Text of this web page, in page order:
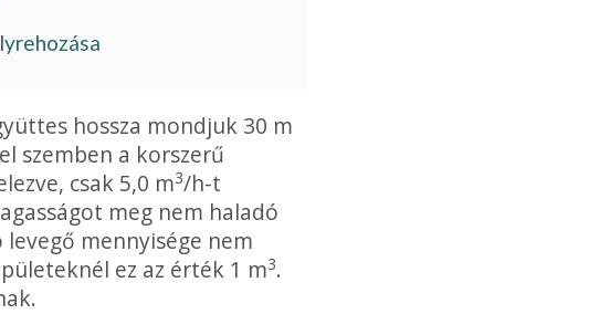
hossza mondjuk 30 m
szemben a korszerű
csak 5,0 m3/h-t
meg nem haladó
mennyisége nem
ez az érték 1 m3.